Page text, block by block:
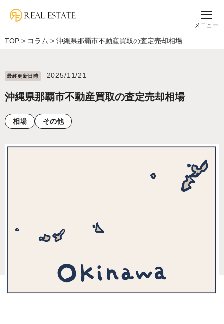
メニュー
TOP > コラム > 沖縄県那覇市不動産買取の査定売却相場
最終更新⽇時 2025/11/21
沖縄県那覇市不動産買取の査定売却相場
相場 その他